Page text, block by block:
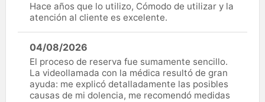
Hace años que lo utilizo, Cómodo de utilizar y la
atención al cliente es excelente.
04/08/2026
El proceso de reserva fue sumamente sencillo.
La videollamada con la médica resultó de gran
ayuda: me explicó detalladamente las posibles
causas de mi dolencia, me recomendó medidas